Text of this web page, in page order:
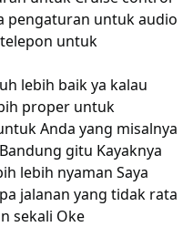
pengaturan untuk audio
untuk
lebih baik ya kalau
proper untuk
Anda yang misalnya
gitu Kayaknya
lebih nyaman Saya
jalanan yang tidak rata
sekali Oke